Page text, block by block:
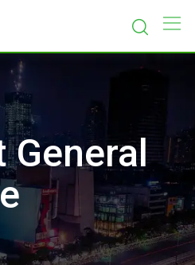
General